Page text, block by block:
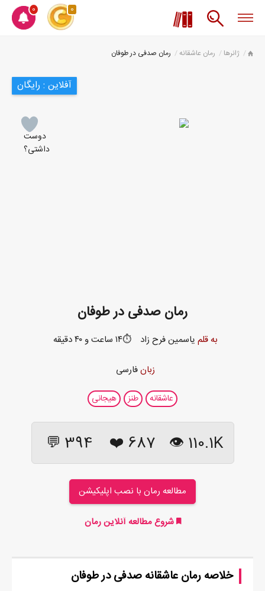
0 0
ژانرها رمان عاشقانه رمان صدفی در طوفان
آفلاین : رایگان
دوست
داشتی؟
رمان صدفی در طوفان
به قلم یاسمین فرح زاد ⏱️۱۴ ساعت و ۴۰ دقیقه
زبانفارسی
عاشقانه طنز هیجانی
110.1K 👁
687
❤️
394 💬
مطالعه رمان با نصب اپلیکیشن
شروع مطالعه آنلاین رمان
خلاصه رمان عاشقانه صدفی در طوفان